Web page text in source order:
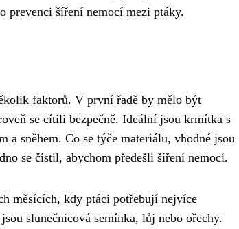
prevenci šíření nemocí mezi ptáky.
faktorů. V první řadě by mělo být
se cítili bezpečně. Ideální jsou krmítka s
a sněhem. Co se týče materiálu, vhodné jsou
se čistil, abychom předešli šíření nemocí.
měsících, kdy ptáci potřebují nejvíce
slunečnicová semínka, lůj nebo ořechy.